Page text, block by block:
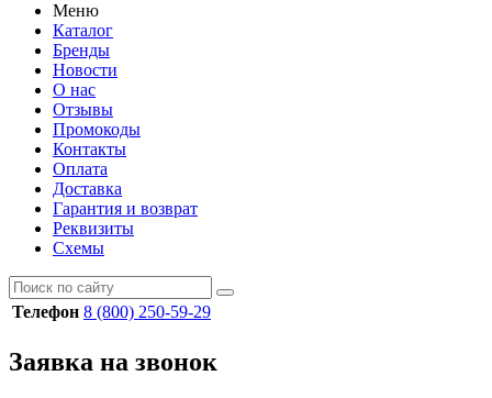
Меню
Каталог
Бренды
Новости
О нас
Отзывы
Промокоды
Контакты
Оплата
Доставка
Гарантия и возврат
Реквизиты
Схемы
Телефон 8 (800) 250-59-29
Заявка на звонок